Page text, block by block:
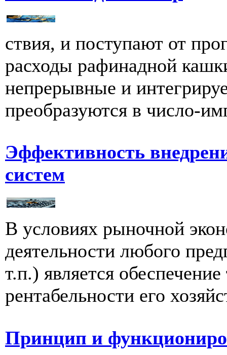
ствия, и поступают от
расходы рафинадной
непрерывные и
преобразуются в число-
Эффективность
систем
В условиях рыночной
деятельности любого
т.п.) является
рентабельности его
Принцип и